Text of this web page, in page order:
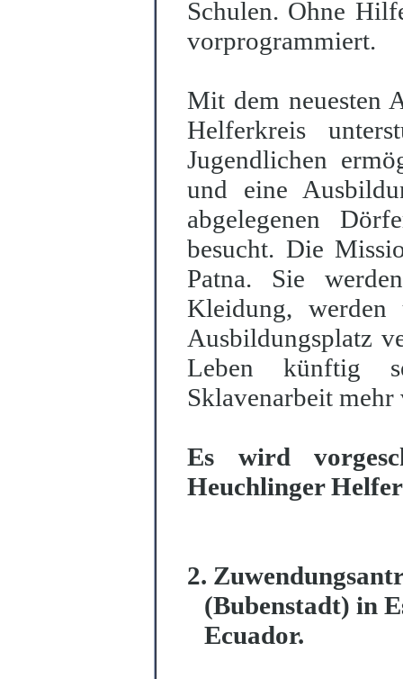
Schulen. Ohne
vorprogrammiert.
Mit dem neuesten
Helferkreis
Jugendlichen
und eine
abgelegenen
besucht. Die
Patna. Sie
Kleidung, werden
Ausbildungsplatz
Leben künftig
Sklavenarbeit
Es wird
Heuchlinger
2.
(Bubenstadt) in
Ecuador.